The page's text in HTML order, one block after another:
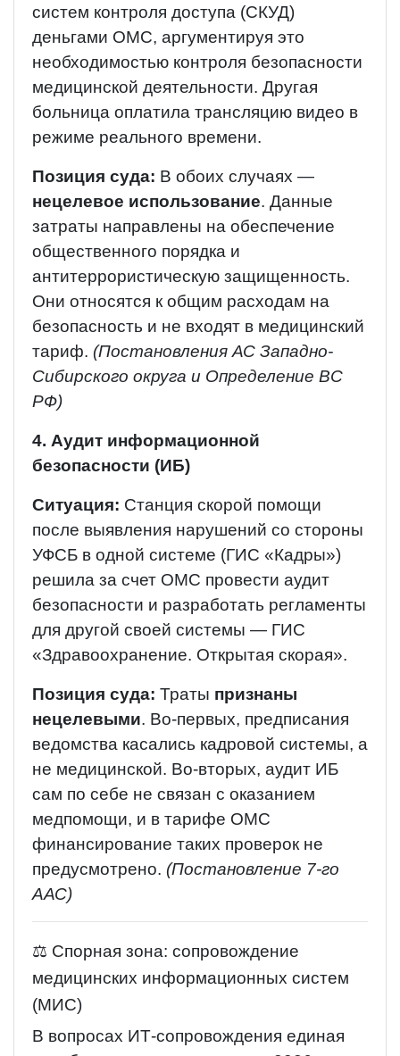
систем контроля доступа (СКУД)
деньгами ОМС, аргументируя это
необходимостью контроля безопасности
медицинской деятельности. Другая
больница оплатила трансляцию видео в
режиме реального времени.
Позиция суда: В обоих случаях —
нецелевое использование. Данные
затраты направлены на обеспечение
общественного порядка и
антитеррористическую защищенность.
Они относятся к общим расходам на
безопасность и не входят в медицинский
тариф. (Постановления АС Западно-
Сибирского округа и Определение ВС
РФ)
4. Аудит информационной
безопасности (ИБ)
Ситуация: Станция скорой помощи
после выявления нарушений со стороны
УФСБ в одной системе (ГИС «Кадры»)
решила за счет ОМС провести аудит
безопасности и разработать регламенты
для другой своей системы — ГИС
«Здравоохранение. Открытая скорая».
Позиция суда: Траты признаны
нецелевыми. Во-первых, предписания
ведомства касались кадровой системы, а
не медицинской. Во-вторых, аудит ИБ
сам по себе не связан с оказанием
медпомощи, и в тарифе ОМС
финансирование таких проверок не
предусмотрено. (Постановление 7-го
ААС)
⚖️ Спорная зона: сопровождение
медицинских информационных систем
(МИС)
В вопросах ИТ-сопровождения единая